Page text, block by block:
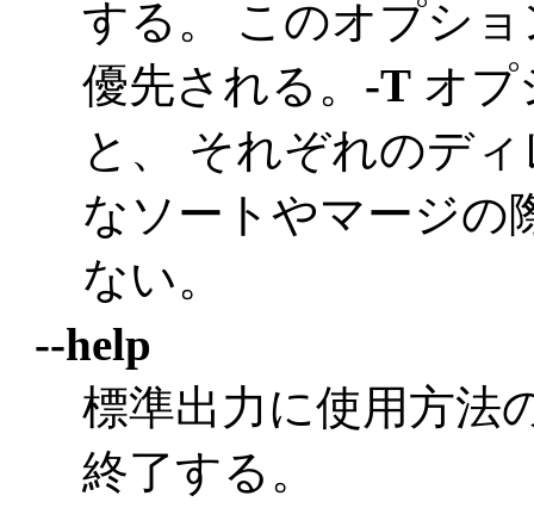
する。 このオプシ
優先される。 -T オプ
と、 それぞれのデ
なソートやマージの
ない。
--help
標準出力に使用方法
終了する。